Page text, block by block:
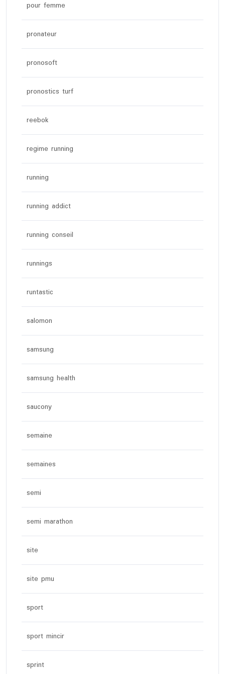
pour femme
pronateur
pronosoft
pronostics turf
reebok
regime running
running
running addict
running conseil
runnings
runtastic
salomon
samsung
samsung health
saucony
semaine
semaines
semi
semi marathon
site
site pmu
sport
sport mincir
sprint